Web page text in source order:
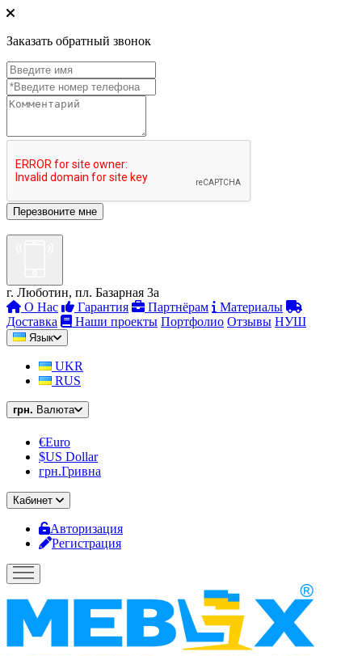
Заказать обратный звонок
г. Люботин, пл. Базарная 3а
О Нас
Гарантия Партнёрам
Материалы
Доставка
Наши проекты Портфолио Отзывы НУШ
Язык
UKR
RUS
грн. Валюта
€Euro
$US Dollar
грн.Гривна
Кабинет
Авторизация
Регистрация